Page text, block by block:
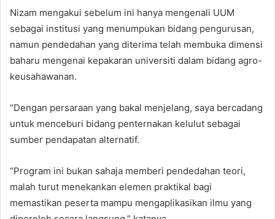
Nizam mengakui sebelum ini hanya mengenali UUM
sebagai institusi yang menumpukan bidang pengurusan,
namun pendedahan yang diterima telah membuka dimensi
baharu mengenai kepakaran universiti dalam bidang agro-
keusahawanan.
“Dengan persaraan yang bakal menjelang, saya bercadang
untuk menceburi bidang penternakan kelulut sebagai
sumber pendapatan alternatif.
“Program ini bukan sahaja memberi pendedahan teori,
malah turut menekankan elemen praktikal bagi
memastikan peserta mampu mengaplikasikan ilmu yang